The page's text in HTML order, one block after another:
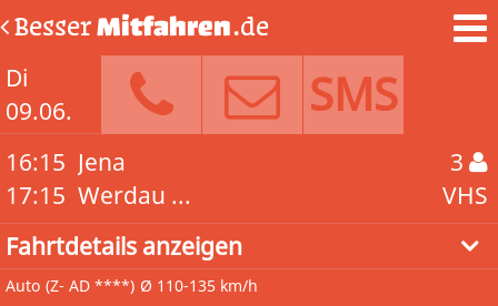
BesserMitfahren.de
Di
09.06.
SMS
16:15
17:15
Jena
Werdau ...
3
VHS
Fahrtdetails anzeigen
Auto (Z- AD ****) Ø 110-135 km/h